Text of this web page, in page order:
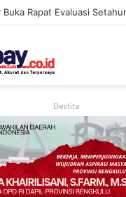
Destita